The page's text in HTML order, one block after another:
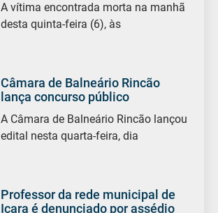
A vítima encontrada morta na manhã
desta quinta-feira (6), às
Câmara de Balneário Rincão
lança concurso público
A Câmara de Balneário Rincão lançou
edital nesta quarta-feira, dia
Professor da rede municipal de
Içara é denunciado por assédio